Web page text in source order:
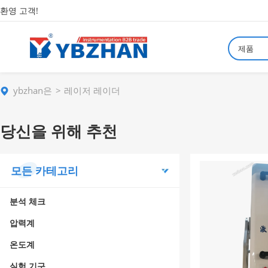
환영 고객!
제품
ybzhan은 레이저 레이더
당신을 위해 추천
모든 카테고리
분석 체크
압력계
온도계